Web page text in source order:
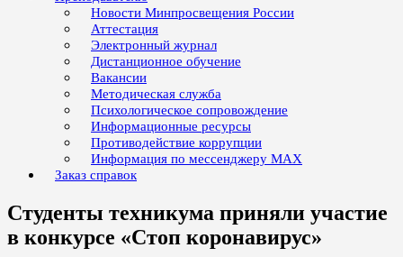
Новости Минпросвещения России
Аттестация
Электронный журнал
Дистанционное обучение
Вакансии
Методическая служба
Психологическое сопровождение
Информационные ресурсы
Противодействие коррупции
Информация по мессенджеру MAX
Заказ справок
Студенты техникума приняли участие
в конкурсе «Стоп коронавирус»